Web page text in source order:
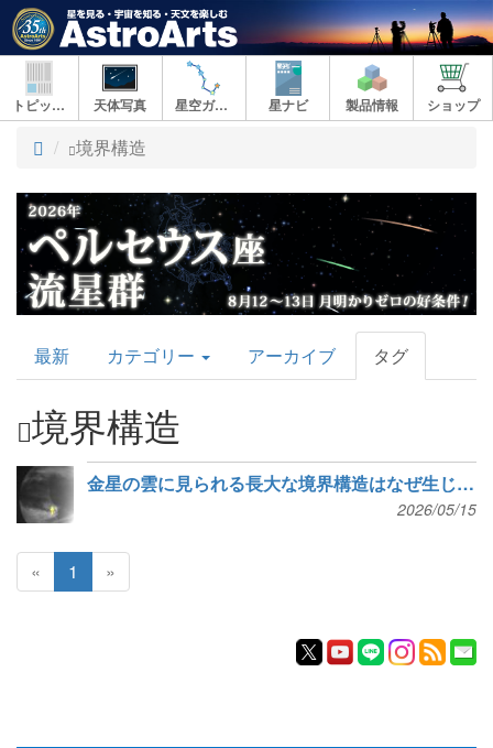
トピックス 天体写真 星空ガイド 星ナビ 製品情報 ショップ
ト
プ
境界構造
AstroArts
Topics
最新 カテゴリー アーカイブ タグ
境界構造
金星の雲に見られる長大な境界構造はなぜ生じるのか
2026/05/15
« 1 »